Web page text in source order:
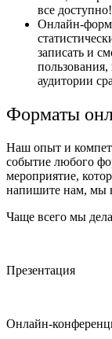
все доступно!
Онлайн-
записать и
аудитории
Форматы
Наш опыт и
событие любого
мероприятие,
напишите нам, мы
Чаще всего мы
Презентация
Онлайн-